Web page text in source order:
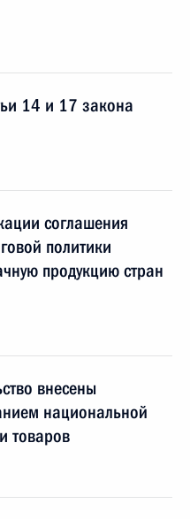
14 и 17 закона
соглашения
политики
продукцию стран
внесены
национальной
товаров